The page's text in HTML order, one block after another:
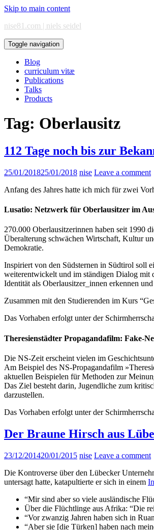
Skip to main content
nise81.com | niels seidel
Toggle navigation
Blog
curriculum vitæ
Publications
Talks
Products
Tag: Oberlausitz
112 Tage noch bis zur
25/01/201825/01/2018 nise Leave a comment
Anfang des Jahres hatte ich mich für zwei
Lusatio: Netzwerk für Oberlausitzer im
270.000 Oberlausitzerinnen haben seit 1990
Überalterung schwächen Wirtschaft, Kultur
Demokratie.
Inspiriert von den Südsternen in Südtirol soll
weiterentwickelt und im ständigen Dialog mit
Identität als Oberlausitzer_innen erkennen
Zusammen mit den Studierenden im Kurs
Das Vorhaben erfolgt unter der
Theresienstädter Propagandafilm: Fake-
Die NS-Zeit erscheint vielen im
Am Beispiel des NS-Propagandafilm
aktuellen Beispielen für Methoden zur
Das Ziel besteht darin, Jugendliche zum
darzustellen.
Das Vorhaben erfolgt unter der
Der Braune Hirsch aus
23/12/201420/01/2015 nise Leave a comment
Die Kontroverse über den Lübecker
untersagt hatte, katapultierte er sich in einem
“Mir sind aber so viele ausländische
Über die Flüchtlinge aus Afrika: “Die
“Vor zwanzig Jahren haben sich in
“Aber sie [die Türken] haben nach